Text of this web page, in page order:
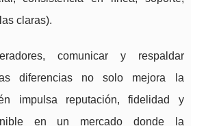
claras).
comunicar y respaldar
diferencias no solo mejora la
impulsa reputación, fidelidad y
en un mercado donde la